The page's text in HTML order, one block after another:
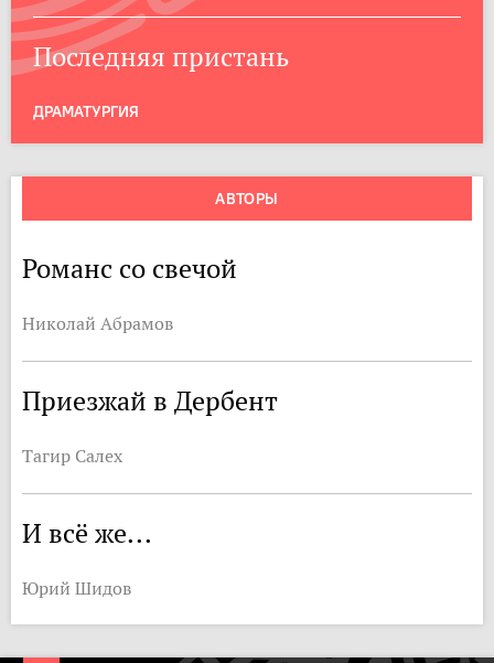
Последняя пристань
ДРАМАТУРГИЯ
АВТОРЫ
Романс со свечой
Николай Абрамов
Приезжай в Дербент
Тагир Салех
И всё же...
Юрий Шидов